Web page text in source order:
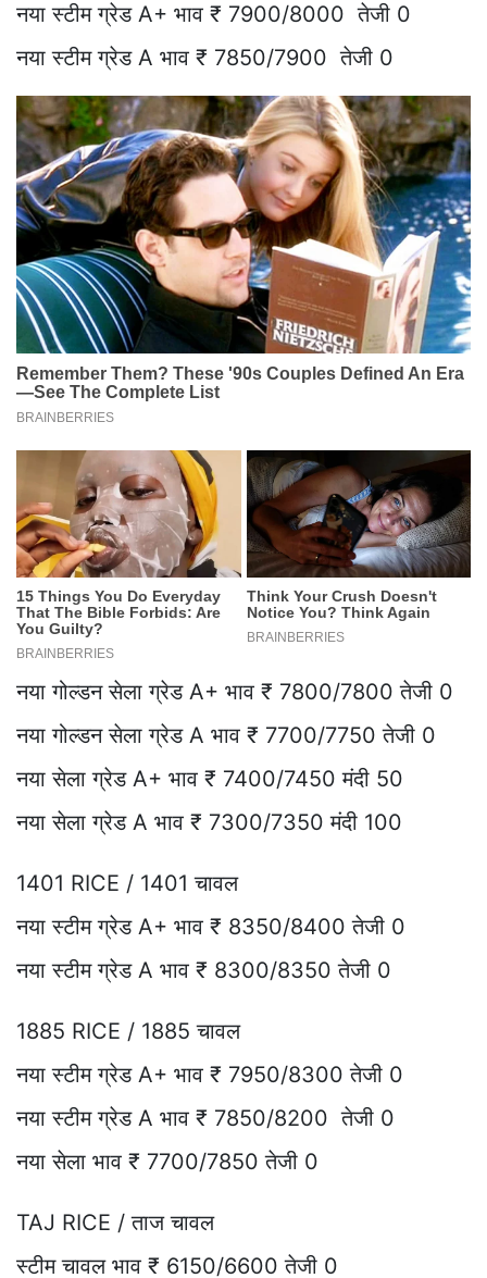
नया स्टीम ग्रेड A+ भाव ₹ 7900/8000 तेजी 0
नया स्टीम ग्रेड A भाव ₹ 7850/7900 तेजी 0
नया गोल्डन सेला ग्रेड A+ भाव ₹ 7800/7800 तेजी 0
नया गोल्डन सेला ग्रेड A भाव ₹ 7700/7750 तेजी 0
नया सेला ग्रेड A+ भाव ₹ 7400/7450 मंदी 50
नया सेला ग्रेड A भाव ₹ 7300/7350 मंदी 100
1401 RICE / 1401 चावल
नया स्टीम ग्रेड A+ भाव ₹ 8350/8400 तेजी 0
नया स्टीम ग्रेड A भाव ₹ 8300/8350 तेजी 0
1885 RICE / 1885 चावल
नया स्टीम ग्रेड A+ भाव ₹ 7950/8300 तेजी 0
नया स्टीम ग्रेड A भाव ₹ 7850/8200 तेजी 0
नया सेला भाव ₹ 7700/7850 तेजी 0
TAJ RICE / ताज चावल
स्टीम चावल भाव ₹ 6150/6600 तेजी 0